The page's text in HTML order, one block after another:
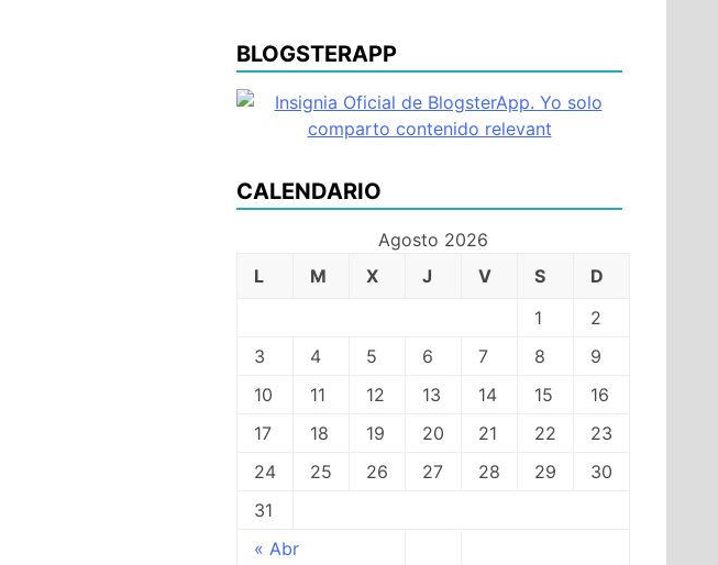
BLOGSTERAPP
CALENDARIO
Agosto 2026
L
M X J V S D
« Abr
1
2
3
4 5 6 7 8
9
10
11 12 13 14 15
16
17
18 19 20 21 22
23
24
25 26 27 28 29
30
31